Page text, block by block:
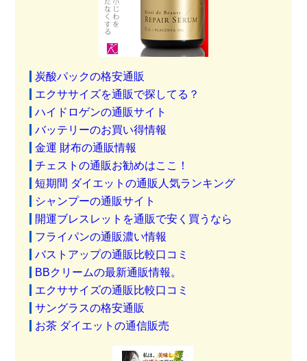
炭酸パックの格安通販
エクササイズを通販で探してる？
ハイドロゲンの通販サイト
バッテリーのお買い得情報
金運 財布の通販情報
チェストの通販お勧めはここ！
短期間 ダイエットの通販人気ランキング
シャンプーの通販サイト
開運ブレスレットを通販で安く買うなら
フライパンの通販濃い情報
バストアップの通販比較口コミ
BBクリームの最新通販情報。
エクササイズの通販比較口コミ
サングラスの格安通販
お茶 ダイエットの通信販売